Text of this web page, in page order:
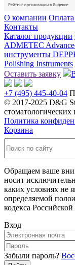
О компании Оплата
Контакты
Каталог продукции
ADMETEC
инструменты
Polishing Instruments
Оставить заявку
+7 (495) 445-40-04
© 2017-2025 D&G
стоматологических
Политика
Корзина
Обращаем ваше
носит
каких условиях не
определяемой
кодекса
Вход
Забыли пароль?